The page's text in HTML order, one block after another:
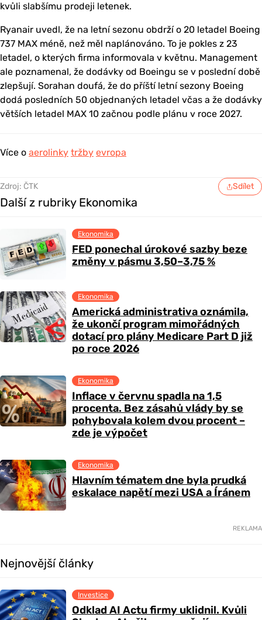
kvůli slabšímu prodeji letenek.
Ryanair uvedl, že na letní sezonu obdrží o 20 letadel Boeing
737 MAX méně, než měl naplánováno. To je pokles z 23
letadel, o kterých firma informovala v květnu. Management
ale poznamenal, že dodávky od Boeingu se v poslední době
zlepšují. Sorahan doufá, že do příští letní sezony Boeing
dodá posledních 50 objednaných letadel včas a že dodávky
větších letadel MAX 10 začnou podle plánu v roce 2027.
Více o aerolinky tržby evropa
Zdroj: ČTK Sdílet
Další z rubriky Ekonomika
FED ponechal úrokové sazby beze
změny v pásmu 3,50–3,75 %
Ekonomika
Americká administrativa oznámila,
že ukončí program mimořádných
dotací pro plány Medicare Part D již
po roce 2026
Ekonomika
Inflace v červnu spadla na 1,5
procenta. Bez zásahů vlády by se
pohybovala kolem dvou procent –
zde je výpočet
Ekonomika
Hlavním tématem dne byla prudká
eskalace napětí mezi USA a Íránem
Ekonomika
REKLAMA
Nejnovější články
Odklad AI Actu firmy uklidnil. Kvůli
Investice